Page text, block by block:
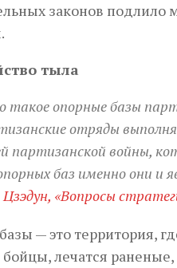
законов подлило
тыла
такое опорные базы
отряды
партизанской войны,
баз именно они
«Вопросы
— это территория,
бойцы, лечатся